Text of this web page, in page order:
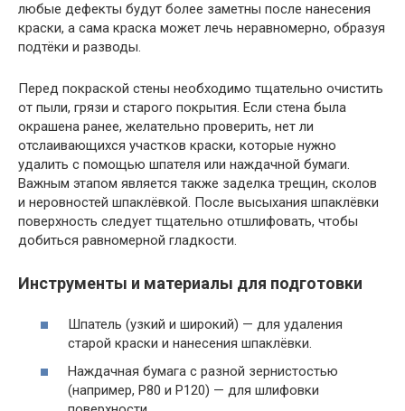
любые дефекты будут более заметны после нанесения
краски, а сама краска может лечь неравномерно, образуя
подтёки и разводы.
Перед покраской стены необходимо тщательно очистить
от пыли, грязи и старого покрытия. Если стена была
окрашена ранее, желательно проверить, нет ли
отслаивающихся участков краски, которые нужно
удалить с помощью шпателя или наждачной бумаги.
Важным этапом является также заделка трещин, сколов
и неровностей шпаклёвкой. После высыхания шпаклёвки
поверхность следует тщательно отшлифовать, чтобы
добиться равномерной гладкости.
Инструменты и материалы для подготовки
Шпатель (узкий и широкий) — для удаления
старой краски и нанесения шпаклёвки.
Наждачная бумага с разной зернистостью
(например, P80 и P120) — для шлифовки